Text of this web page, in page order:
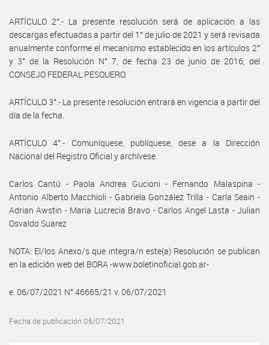
ARTÍCULO 2°.- La presente resolución será de aplicación a las
descargas efectuadas a partir del 1° de julio de 2021 y será revisada
anualmente conforme el mecanismo establecido en los artículos 2°
y 3° de la Resolución N° 7, de fecha 23 de junio de 2016, del
CONSEJO FEDERAL PESQUERO.
ARTÍCULO 3°.- La presente resolución entrará en vigencia a partir del
día de la fecha.
ARTÍCULO 4°.- Comuníquese, publíquese, dese a la Dirección
Nacional del Registro Oficial y archívese.
Carlos Cantú - Paola Andrea Gucioni - Fernando Malaspina -
Antonio Alberto Macchioli - Gabriela González Trilla - Carla Seain -
Adrian Awstin - Maria Lucrecia Bravo - Carlos Angel Lasta - Julian
Osvaldo Suarez
NOTA: El/los Anexo/s que integra/n este(a) Resolución se publican
en la edición web del BORA -www.boletinoficial.gob.ar-
e. 06/07/2021 N° 46665/21 v. 06/07/2021
Fecha de publicación 06/07/2021